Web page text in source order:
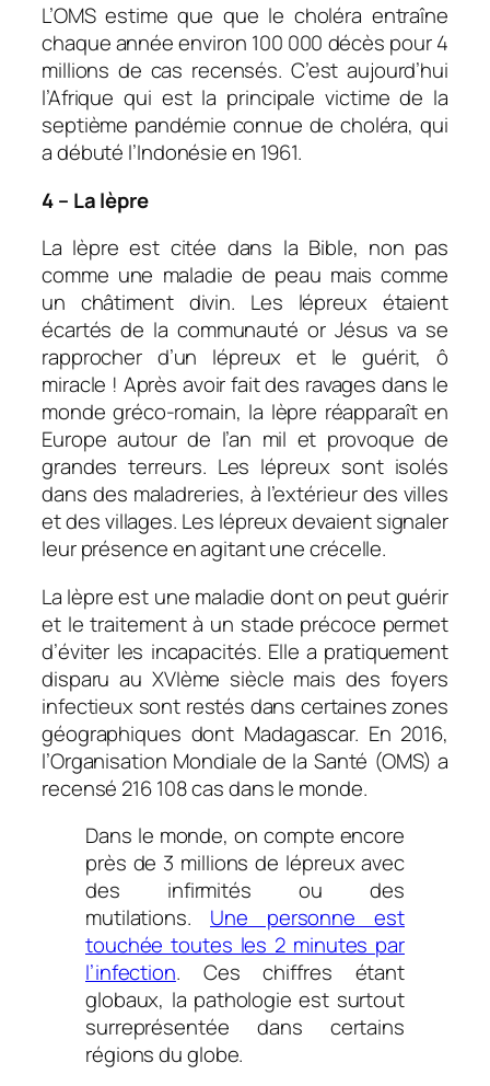
L’OMS estime que que le choléra entraîne
chaque année environ 100 000 décès pour 4
millions de cas recensés. C’est aujourd’hui
l’Afrique qui est la principale victime de la
septième pandémie connue de choléra, qui
a débuté l’Indonésie en 1961.
4 – La lèpre
La lèpre est citée dans la Bible, non pas
comme une maladie de peau mais comme
un châtiment divin. Les lépreux étaient
écartés de la communauté or Jésus va se
rapprocher d’un lépreux et le guérit, ô
miracle ! Après avoir fait des ravages dans le
monde gréco-romain, la lèpre réapparaît en
Europe autour de l’an mil et provoque de
grandes terreurs. Les lépreux sont isolés
dans des maladreries, à l’extérieur des villes
et des villages. Les lépreux devaient signaler
leur présence en agitant une crécelle.
La lèpre est une maladie dont on peut guérir
et le traitement à un stade précoce permet
d’éviter les incapacités. Elle a pratiquement
disparu au XVIème siècle mais des foyers
infectieux sont restés dans certaines zones
géographiques dont Madagascar. En 2016,
l’Organisation Mondiale de la Santé (OMS) a
recensé 216 108 cas dans le monde.
Dans le monde, on compte encore
près de 3 millions de lépreux avec
des infirmités ou des
mutilations. Une personne est
touchée toutes les 2 minutes par
l’infection. Ces chiffres étant
globaux, la pathologie est surtout
surreprésentée dans certains
régions du globe.